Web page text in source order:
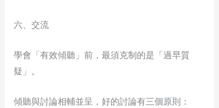
六、交流
學會「有效傾聽」前，最須克制的是「過早質
疑」。
傾聽與討論相輔並呈，好的討論有三個原則：